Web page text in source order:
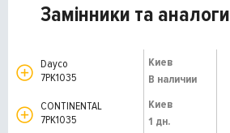
Замінники та аналоги
Dayco
7PK1035
Киев
В наличии
CONTINENTAL
7PK1035
Киев
1 дн.